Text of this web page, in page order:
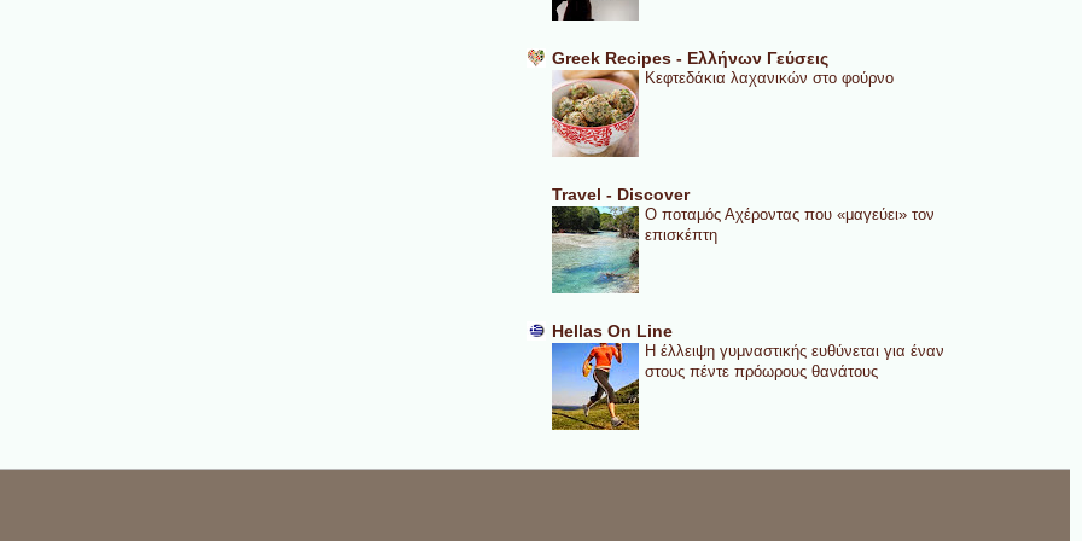
Greek Recipes - Ελλήνων Γεύσεις
Κεφτεδάκια λαχανικών στο φούρνο
Travel - Discover
Ο ποταμός Αχέροντας που «μαγεύει» τον
επισκέπτη
Hellas On Line
Η έλλειψη γυμναστικής ευθύνεται για έναν
στους πέντε πρόωρους θανάτους